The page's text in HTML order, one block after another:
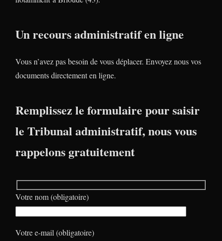
Un recours administratif en ligne
Vous n’avez pas besoin de vous déplacer. Envoyez nous vos
documents directement en ligne.
Remplissez le formulaire pour saisir
le Tribunal administratif, nous vous
rappelons gratuitement
Votre nom (obligatoire)
Votre e-mail (obligatoire)